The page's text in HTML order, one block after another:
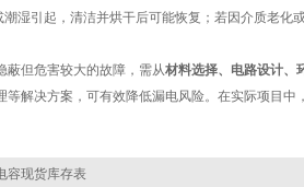
湿引起，清洁并烘干后可能恢复；若因介质老化
蔽但危害较大的故障，需从材料选择、电路设计、
等解决方案，可有效降低漏电风险。在实际项目
容现货库存表